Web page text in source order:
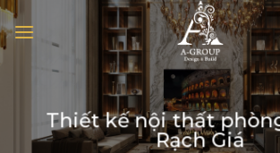
Chuyển
đến
nội
Thiết kế nội thất
Rạch Giá